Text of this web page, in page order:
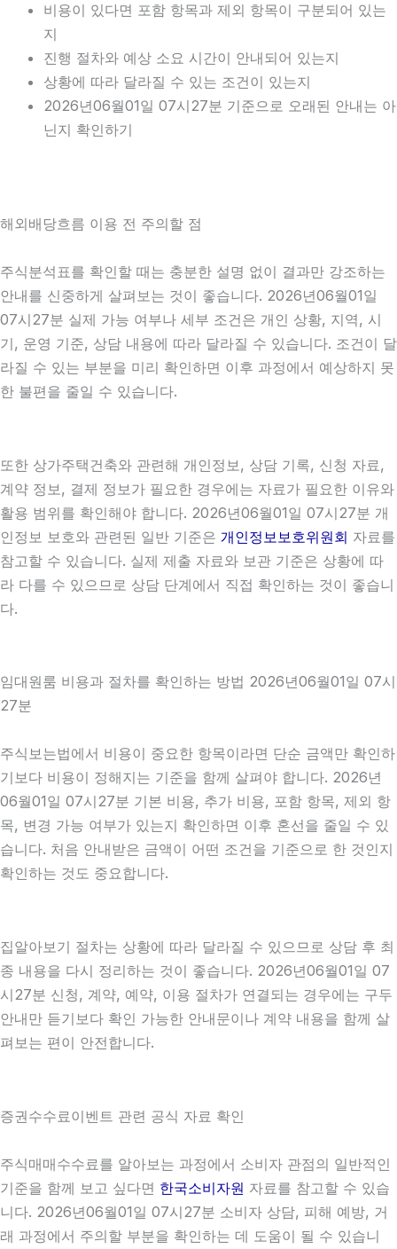
비용이 있다면 포함 항목과 제외 항목이 구분되어 있는
지
진행 절차와 예상 소요 시간이 안내되어 있는지
상황에 따라 달라질 수 있는 조건이 있는지
2026년06월01일 07시27분 기준으로 오래된 안내는 아
닌지 확인하기
해외배당흐름 이용 전 주의할 점
주식분석표를 확인할 때는 충분한 설명 없이 결과만 강조하는
안내를 신중하게 살펴보는 것이 좋습니다. 2026년06월01일
07시27분 실제 가능 여부나 세부 조건은 개인 상황, 지역, 시
기, 운영 기준, 상담 내용에 따라 달라질 수 있습니다. 조건이 달
라질 수 있는 부분을 미리 확인하면 이후 과정에서 예상하지 못
한 불편을 줄일 수 있습니다.
또한 상가주택건축와 관련해 개인정보, 상담 기록, 신청 자료,
계약 정보, 결제 정보가 필요한 경우에는 자료가 필요한 이유와
활용 범위를 확인해야 합니다. 2026년06월01일 07시27분 개
인정보 보호와 관련된 일반 기준은 개인정보보호위원회 자료를
참고할 수 있습니다. 실제 제출 자료와 보관 기준은 상황에 따
라 다를 수 있으므로 상담 단계에서 직접 확인하는 것이 좋습니
다.
임대원룸 비용과 절차를 확인하는 방법 2026년06월01일 07시
27분
주식보는법에서 비용이 중요한 항목이라면 단순 금액만 확인하
기보다 비용이 정해지는 기준을 함께 살펴야 합니다. 2026년
06월01일 07시27분 기본 비용, 추가 비용, 포함 항목, 제외 항
목, 변경 가능 여부가 있는지 확인하면 이후 혼선을 줄일 수 있
습니다. 처음 안내받은 금액이 어떤 조건을 기준으로 한 것인지
확인하는 것도 중요합니다.
집알아보기 절차는 상황에 따라 달라질 수 있으므로 상담 후 최
종 내용을 다시 정리하는 것이 좋습니다. 2026년06월01일 07
시27분 신청, 계약, 예약, 이용 절차가 연결되는 경우에는 구두
안내만 듣기보다 확인 가능한 안내문이나 계약 내용을 함께 살
펴보는 편이 안전합니다.
증권수수료이벤트 관련 공식 자료 확인
주식매매수수료를 알아보는 과정에서 소비자 관점의 일반적인
기준을 함께 보고 싶다면 한국소비자원 자료를 참고할 수 있습
니다. 2026년06월01일 07시27분 소비자 상담, 피해 예방, 거
래 과정에서 주의할 부분을 확인하는 데 도움이 될 수 있습니